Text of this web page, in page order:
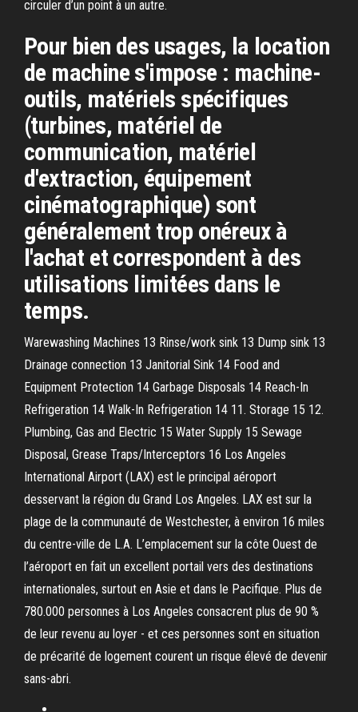
circuler d’un point à un autre.
Pour bien des usages, la location
de machine s'impose : machine-
outils, matériels spécifiques
(turbines, matériel de
communication, matériel
d'extraction, équipement
cinématographique) sont
généralement trop onéreux à
l'achat et correspondent à des
utilisations limitées dans le
temps.
Warewashing Machines 13 Rinse/work sink 13 Dump sink 13
Drainage connection 13 Janitorial Sink 14 Food and
Equipment Protection 14 Garbage Disposals 14 Reach-In
Refrigeration 14 Walk-In Refrigeration 14 11. Storage 15 12.
Plumbing, Gas and Electric 15 Water Supply 15 Sewage
Disposal, Grease Traps/Interceptors 16 Los Angeles
International Airport (LAX) est le principal aéroport
desservant la région du Grand Los Angeles. LAX est sur la
plage de la communauté de Westchester, à environ 16 miles
du centre-ville de L.A. L’emplacement sur la côte Ouest de
l’aéroport en fait un excellent portail vers des destinations
internationales, surtout en Asie et dans le Pacifique. Plus de
780.000 personnes à Los Angeles consacrent plus de 90 %
de leur revenu au loyer - et ces personnes sont en situation
de précarité de logement courent un risque élevé de devenir
sans-abri.